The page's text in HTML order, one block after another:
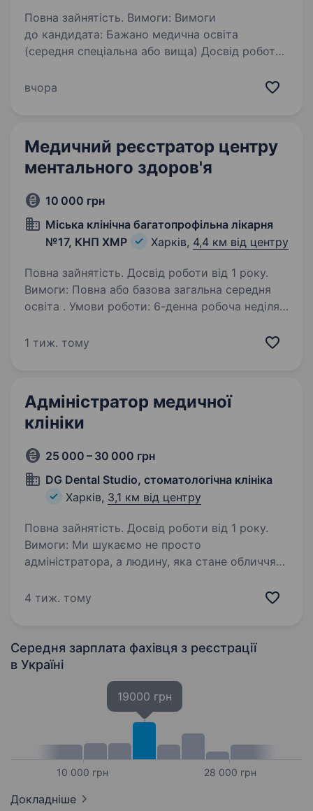
Повна зайнятість. Вимоги: Вимоги
до кандидата: Бажано медична освіта
(середня спеціальна або вища) Досвід роботи
працювати з медичною документацією
вчора
Медичний реєстратор центру
ментального здоров'я
10 000 грн
Міська клінічна багатопрофільна лікарня
№17, КНП ХМР
Харків, 4,4 км від центру
Повна зайнятість. Досвід роботи від 1 року.
Вимоги: Повна або базова загальна середня
освіта . Умови роботи: 6-денна робоча неділя,
електронної черги та запис на консультації
1 тиж. тому
Адміністратор медичної
клініки
25 000 – 30 000 грн
DG Dental Studio, стоматологічна клініка
Харків, 3,1 км від центру
Повна зайнятість. Досвід роботи від 1 року.
Вимоги: Ми шукаємо не просто
адміністратора, а людину, яка стане обличчям
швидко навчаєтесь, любите порядок,
4 тиж. тому
Середня зарплата фахівця з реєстрації
в Україні
10 000 грн
19000 грн
28 000 грн
Докладніше